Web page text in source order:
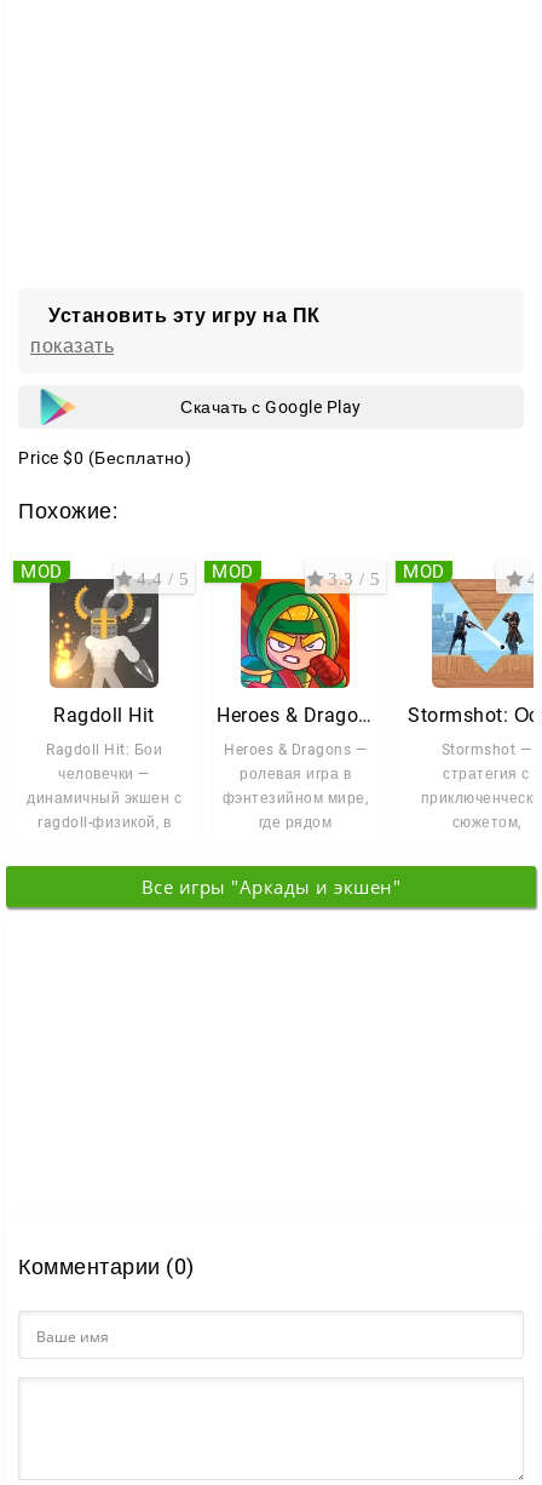
Установить эту игру на ПК
показать
Скачать с Google Play
Price $0 (Бесплатно)
Похожие:
Ragdoll Hit
Ragdoll Hit: Бои
человечки —
динамичный экшен с
ragdoll-физикой, в
драка выглядит
4.4 / 5
MOD
Heroes & Dragons
Heroes & Dragons —
ролевая игра в
фэнтезийном мире,
где рядом
древние тайны,
3.3 / 5
MOD
Stormshot —
стратегия с
сюжетом,
базы и
4
MOD
Все игры "Аркады и экшен"
Комментарии (0)